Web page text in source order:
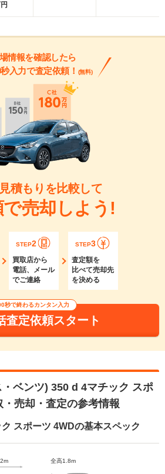
情報を確認したら
入力で査定依頼！ (無料)
積もりを比較して
売却しよう!
STEP2
買取店から
電話、メール
でご連絡
STEP3
査定額を
比べて売却先
を決める
秒で終わるカンタン入力
査定依頼スタート
ベンツ) 350 d 4マチック スポ
売却・査定の参考情報
スポーツ 4WDの基本スペック
全高1.8m